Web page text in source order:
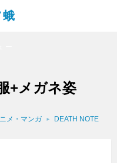
蛾
+メガネ姿
メ・マンガ DEATH NOTE